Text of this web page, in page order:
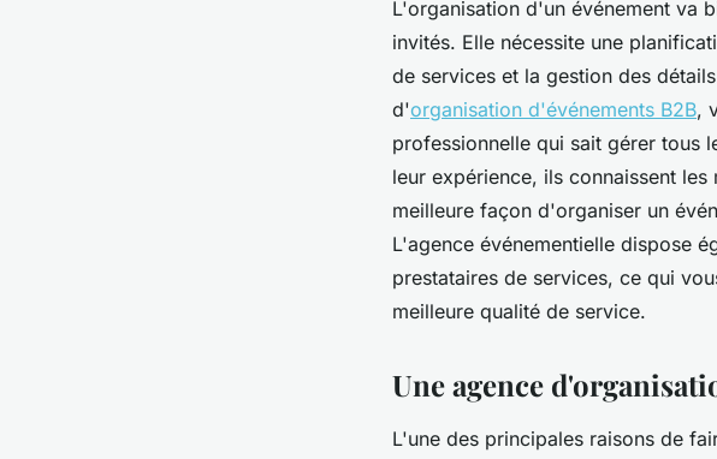
L'organisation d'un événement va
invités. Elle nécessite une
de services et la gestion des
d'organisation d'événements B2B,
professionnelle qui sait gérer tous
leur expérience, ils connaissent
meilleure façon d'organiser un
L'agence événementielle dispose
prestataires de services, ce qui
meilleure qualité de service.
Une agence
L'une des principales raisons de